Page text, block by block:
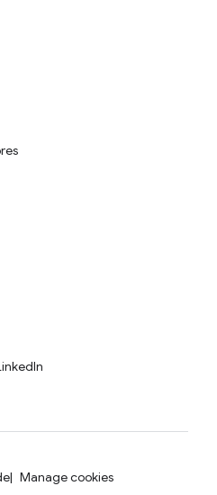
Manage cookies